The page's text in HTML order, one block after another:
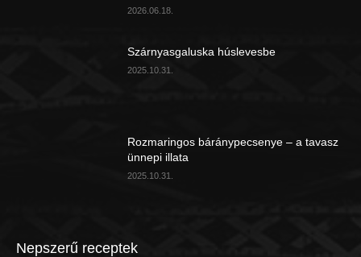
2026.06.18.
Szárnyasgaluska húslevesbe
2025.10.31.
Rozmaringos báránypecsenye – a tavasz
ünnepi illata
2025.10.31.
Nepszerű receptek